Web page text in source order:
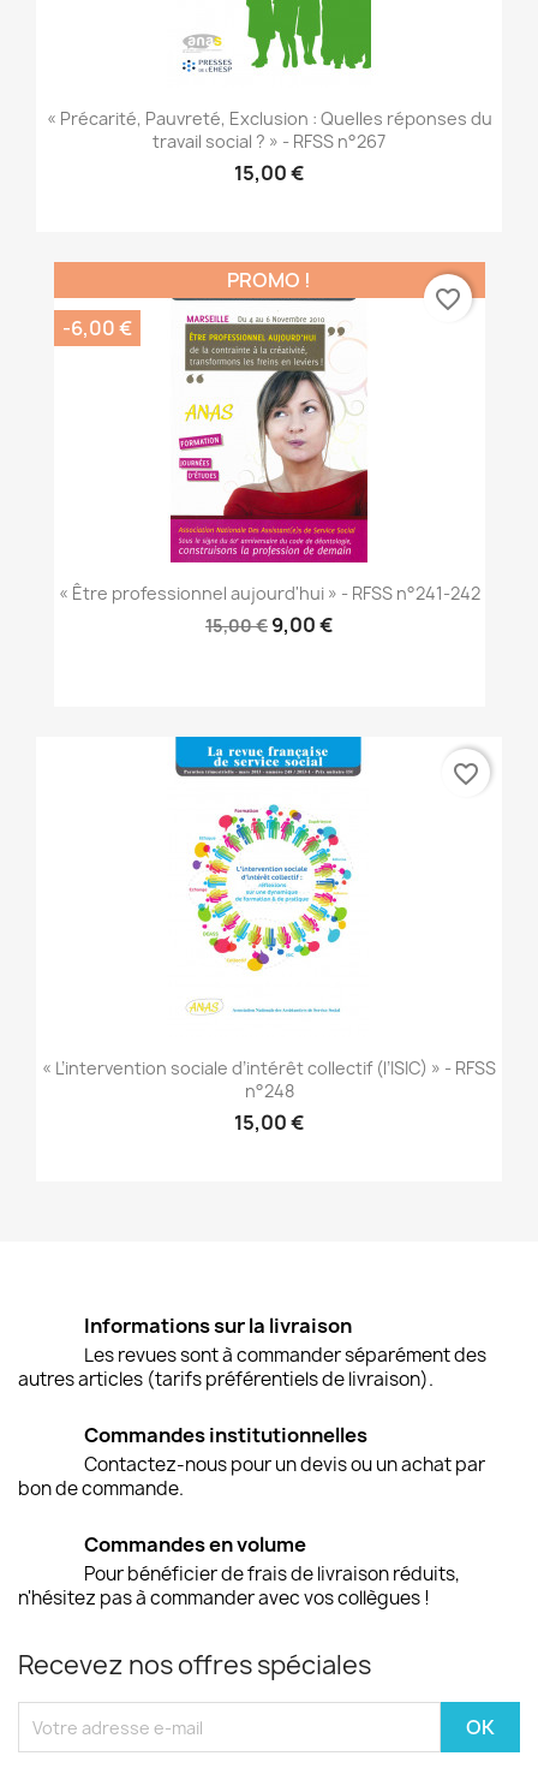
« Précarité, Pauvreté, Exclusion : Quelles réponses du
travail social ? » - RFSS n°267
15,00 €
« Être professionnel aujourd'hui » - RFSS n°241-242
15,00 € 9,00 €
PROMO !
-6,00 €
favorite_border
« L’intervention sociale d’intérêt collectif (l’ISIC) » - RFSS
n°248
15,00 €
favorite_border
Informations sur la livraison
Les revues sont à commander séparément des
autres articles (tarifs préférentiels de livraison).
Commandes institutionnelles
Contactez-nous pour un devis ou un achat par
bon de commande.
Commandes en volume
Pour bénéficier de frais de livraison réduits,
n'hésitez pas à commander avec vos collègues !
Recevez nos offres spéciales